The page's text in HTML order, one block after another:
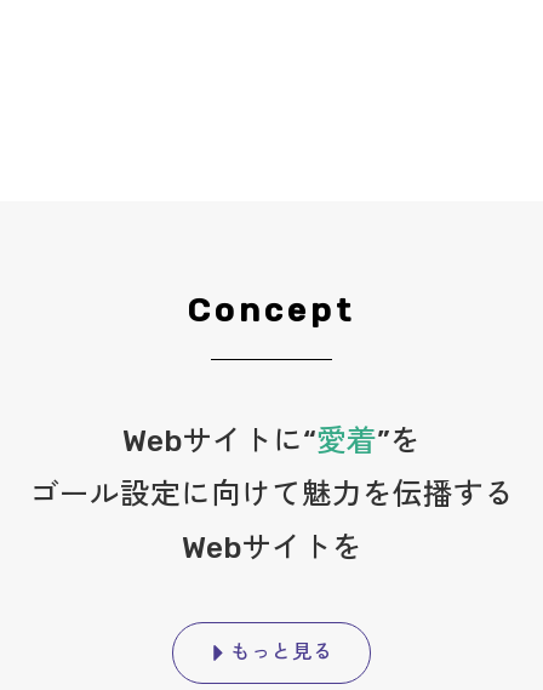
Concept
Webサイトに“愛着”を
ゴール設定に向けて魅力を伝播する
Webサイトを
もっと見る